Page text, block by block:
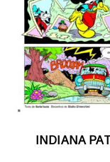
INDIANA